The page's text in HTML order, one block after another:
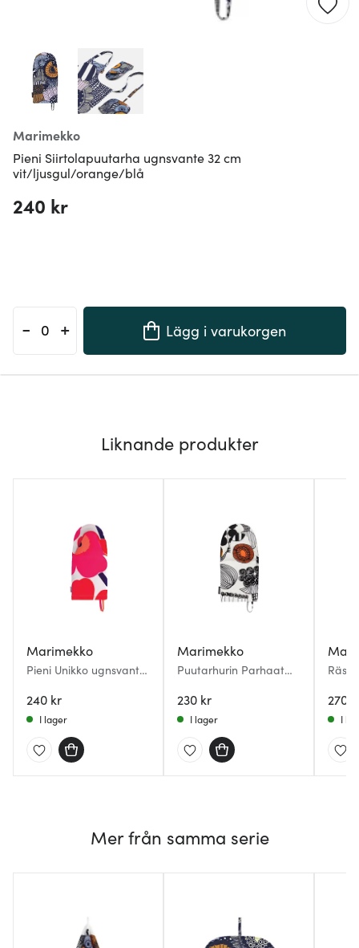
Marimekko
Pieni Siirtolapuutarha ugnsvante 32 cm
vit/ljusgul/orange/blå
240 kr
- + Lägg i varukorgen
Liknande produkter
Marimekko
Pieni Unikko ugnsvante
240 kr
I lager
Marimekko
Puutarhurin Parhaat
vit/svart/orange
230 kr
I lager
270
I
Mer från samma serie